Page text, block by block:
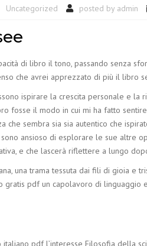
Uncategorized posted by admin
di libro il tono, passando senza
che avrei apprezzato di più il libro
ispirare la crescita personale e
fosse il modo in cui mi ha fatto
sembra sia sia autentico che
ansioso di esplorare le sue altre
e che lascerà riflettere a lungo
una trama tessuta dai fili di gioia
pdf un capolavoro di
pdf l’interesse Filosofia della